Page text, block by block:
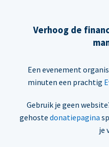
Verhoog de
Een evenement
minuten een prachtig
Gebruik je geen
gehoste donatiepagina
je